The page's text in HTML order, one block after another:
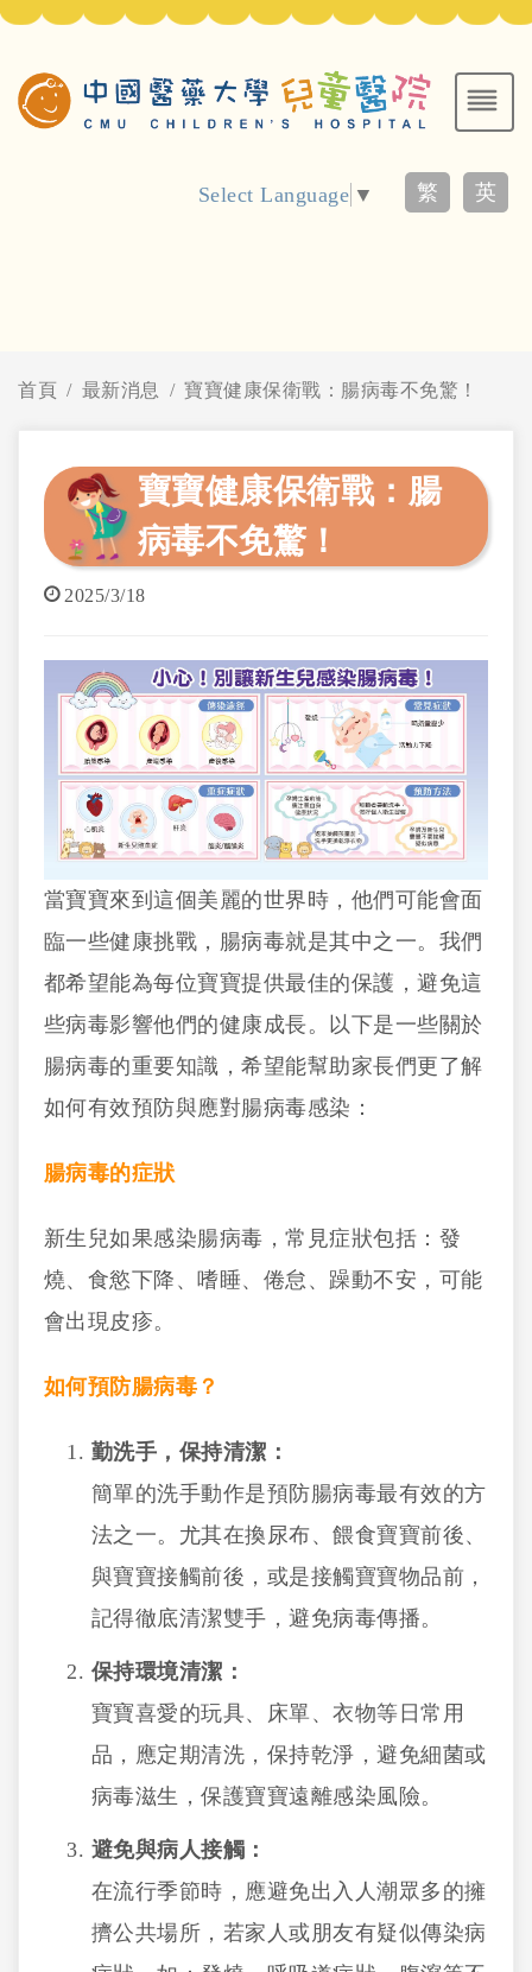
Select Language ▼ 繁 英
首頁 最新消息 寶寶健康保衛戰：腸病毒不免驚！
寶寶健康保衛戰：腸
病毒不免驚！
2025/3/18
當寶寶來到這個美麗的世界時，他們可能會面
臨一些健康挑戰，腸病毒就是其中之一。我們
都希望能為每位寶寶提供最佳的保護，避免這
些病毒影響他們的健康成長。以下是一些關於
腸病毒的重要知識，希望能幫助家長們更了解
如何有效預防與應對腸病毒感染：
腸病毒的症狀
新生兒如果感染腸病毒，常見症狀包括：發
燒、食慾下降、嗜睡、倦怠、躁動不安，可能
會出現皮疹。
如何預防腸病毒？
勤洗手，保持清潔：
簡單的洗手動作是預防腸病毒最有效的方
法之一。尤其在換尿布、餵食寶寶前後、
與寶寶接觸前後，或是接觸寶寶物品前，
記得徹底清潔雙手，避免病毒傳播。
保持環境清潔：
寶寶喜愛的玩具、床單、衣物等日常用
品，應定期清洗，保持乾淨，避免細菌或
病毒滋生，保護寶寶遠離感染風險。
避免與病人接觸：
在流行季節時，應避免出入人潮眾多的擁
擠公共場所，若家人或朋友有疑似傳染病